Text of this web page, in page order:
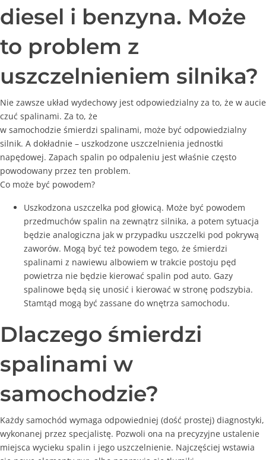
diesel i benzyna. Może
to problem z
uszczelnieniem silnika?
Nie zawsze układ wydechowy jest odpowiedzialny za to, że w aucie
czuć spalinami. Za to, że
w samochodzie śmierdzi spalinami, może być odpowiedzialny
silnik. A dokładnie – uszkodzone uszczelnienia jednostki
napędowej. Zapach spalin po odpaleniu jest właśnie często
powodowany przez ten problem.
Co może być powodem?
Uszkodzona uszczelka pod głowicą. Może być powodem
przedmuchów spalin na zewnątrz silnika, a potem sytuacja
będzie analogiczna jak w przypadku uszczelki pod pokrywą
zaworów. Mogą być też powodem tego, że śmierdzi
spalinami z nawiewu albowiem w trakcie postoju pęd
powietrza nie będzie kierować spalin pod auto. Gazy
spalinowe będą się unosić i kierować w stronę podszybia.
Stamtąd mogą być zassane do wnętrza samochodu.
Dlaczego śmierdzi
spalinami w
samochodzie?
Każdy samochód wymaga odpowiedniej (dość prostej) diagnostyki,
wykonanej przez specjalistę. Pozwoli ona na precyzyjne ustalenie
miejsca wycieku spalin i jego uszczelnienie. Najczęściej wstawia
Konieczne
opcjonalne. Są
internetowej.
Statystyka
Abyśmy mogli